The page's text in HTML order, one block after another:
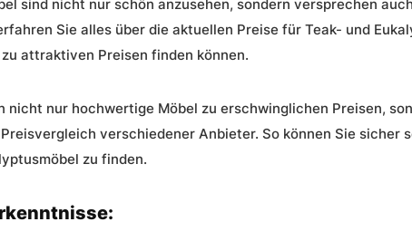
sind nicht nur schön anzusehen, sondern versprechen
Sie alles über die aktuellen Preise für Teak- und
attraktiven Preisen finden können.
nicht nur hochwertige Möbel zu erschwinglichen Preisen,
verschiedener Anbieter. So können Sie sicher
zu finden.